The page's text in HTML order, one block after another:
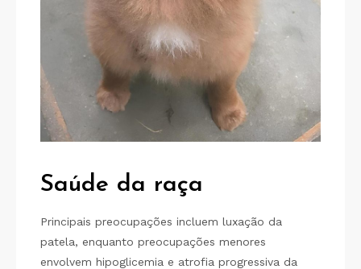
Saúde da raça
Principais preocupações incluem luxação da
patela, enquanto preocupações menores
envolvem hipoglicemia e atrofia progressiva da